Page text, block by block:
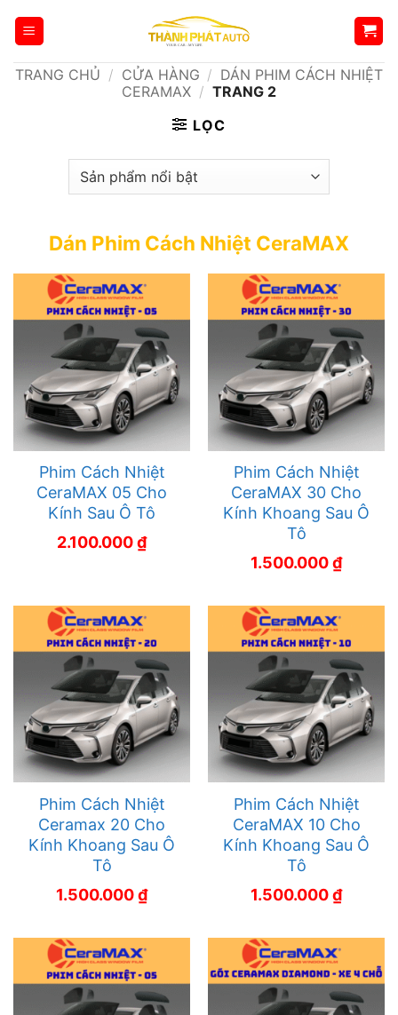
qua
dungTRANG CHỦ / CỬA HÀNG / DÁN PHIM CÁCH NHIỆT
CERAMAX / TRANG 2
LỌC
Dán Phim Cách Nhiệt CeraMAX
Phim Cách Nhiệt
CeraMAX 05 Cho
Kính Sau Ô Tô
2.100.000₫
Phim Cách Nhiệt
CeraMAX 30 Cho
Kính Khoang Sau Ô
Tô
1.500.000₫
Phim Cách Nhiệt
Ceramax 20 Cho
Kính Khoang Sau Ô
Tô
1.500.000₫
Phim Cách Nhiệt
CeraMAX 10 Cho
Kính Khoang Sau Ô
Tô
1.500.000₫